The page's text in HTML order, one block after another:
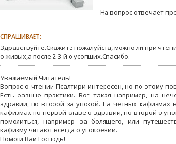
На вопрос отвечает
СПРАШИВАЕТ:
Здравствуйте.Скажите пожалуйста, можно ли при
о живых,а после 2-3-й о усопших.Спасибо.
Уважаемый Читатель!
Вопрос о чтении Псалтири интересен, но по этому
Есть разные практики. Вот такая например, на
здравии, по второй за упокой. На четных кафизмах
кафизмах по первой славе о здравии, по второй о
помолиться, например за болящего, или
кафизму читают всегда о упокоении.
Помоги Вам Господь!